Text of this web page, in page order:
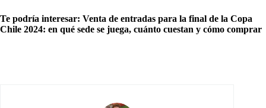
Te podría interesar: Venta de entradas para la final de la Copa
Chile 2024: en qué sede se juega, cuánto cuestan y cómo comprar